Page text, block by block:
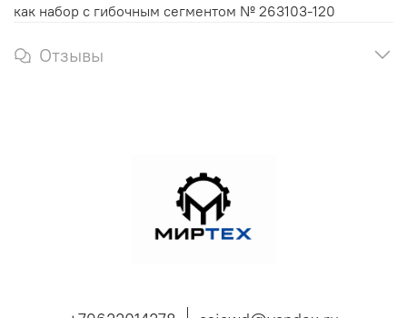
как набор с гибочным сегментом № 263103-120
Отзывы